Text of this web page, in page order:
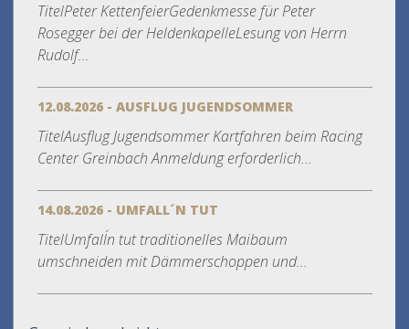
TitelPeter KettenfeierGedenkmesse für Peter
Rosegger bei der HeldenkapelleLesung von Herrn
Rudolf...
12.08.2026 - AUSFLUG JUGENDSOMMER
TitelAusflug Jugendsommer Kartfahren beim Racing
Center Greinbach Anmeldung erforderlich...
14.08.2026 - UMFALL´N TUT
TitelUmfall´n tut traditionelles Maibaum
umschneiden mit Dämmerschoppen und...